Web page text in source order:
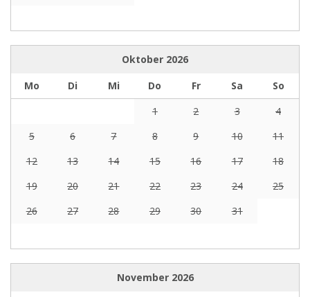
Oktober 2026
Mo
Di Mi Do Fr Sa
So
1
2 3
4
5
6 7 8 9 10
11
12
13 14 15 16 17
18
19
20 21 22 23 24
25
26
27 28 29 30 31
November 2026